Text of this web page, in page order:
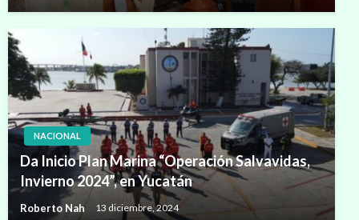
NACIONAL
Da Inicio Plan Marina “Operación Salvavidas,
Invierno 2024”, en Yucatán
Roberto Nah 13 diciembre, 2024